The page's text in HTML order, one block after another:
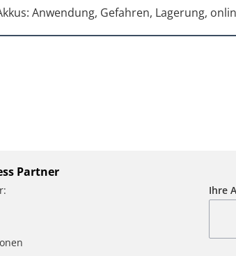
Anwendung, Gefahren, Lagerung,
Partner
Ihre